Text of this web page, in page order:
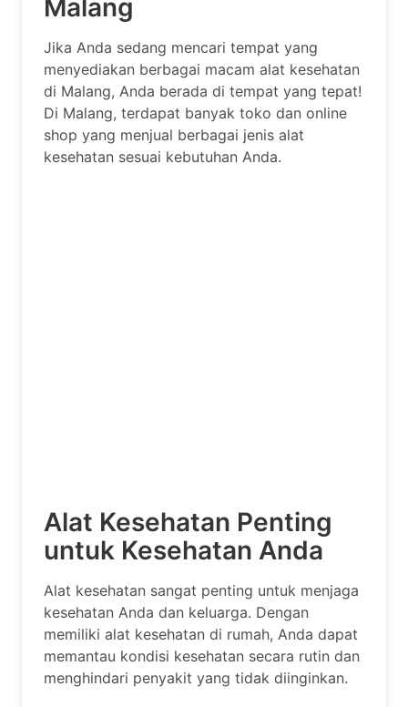
Malang
Jika Anda sedang mencari tempat yang
menyediakan berbagai macam alat kesehatan
di Malang, Anda berada di tempat yang tepat!
Di Malang, terdapat banyak toko dan online
shop yang menjual berbagai jenis alat
kesehatan sesuai kebutuhan Anda.
Alat Kesehatan Penting
untuk Kesehatan Anda
Alat kesehatan sangat penting untuk menjaga
kesehatan Anda dan keluarga. Dengan
memiliki alat kesehatan di rumah, Anda dapat
memantau kondisi kesehatan secara rutin dan
menghindari penyakit yang tidak diinginkan.